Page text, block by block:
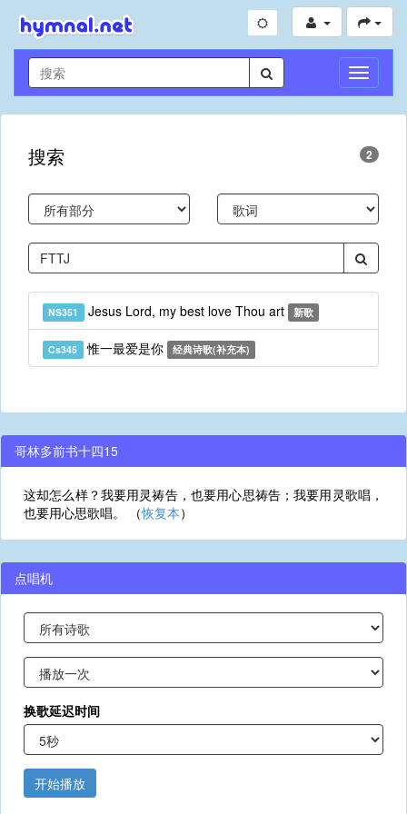
切
换
导
搜索 2
NS351 Jesus Lord, my best love Thou art 新歌
Cs345 惟一最爱是你 经典诗歌(补充本)
哥林多前书十四15
这却怎么样？我要用灵祷告，也要用心思祷告；我要用灵歌唱，
也要用心思歌唱。 （恢复本）
点唱机
换歌延迟时间
开始播放